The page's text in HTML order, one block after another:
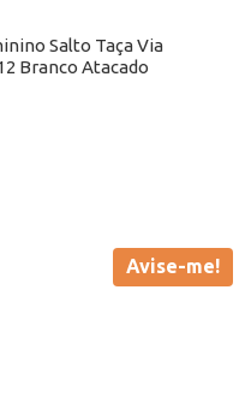
Salto Taça Via
Branco Atacado
Avise-me!